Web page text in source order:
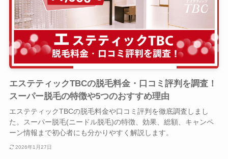
エステティックTBCの脱毛料金・口コミ評判を調査！
スーパー脱毛の特徴や5つのおすすめ理由
エステティックTBCの脱毛料金や口コミ評判を徹底調査しまし
た。スーパー脱毛(ニードル脱毛)の特徴、効果、総額、キャンペ
ーン情報まで初心者にも分かりやすく解説します。
2026年1月27日